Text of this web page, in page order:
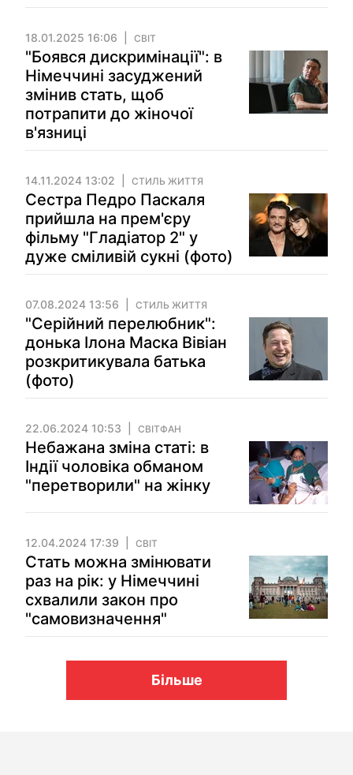
18.01.2025 16:06 СВІТ
"Боявся дискримінації": в
Німеччині засуджений
змінив стать, щоб
потрапити до жіночої
в'язниці
14.11.2024 13:02 СТИЛЬ ЖИТТЯ
Сестра Педро Паскаля
прийшла на прем'єру
фільму "Гладіатор 2" у
дуже сміливій сукні (фото)
07.08.2024 13:56 СТИЛЬ ЖИТТЯ
"Серійний перелюбник":
донька Ілона Маска Вівіан
розкритикувала батька
(фото)
22.06.2024 10:53 СВІТФАН
Небажана зміна статі: в
Індії чоловіка обманом
"перетворили" на жінку
12.04.2024 17:39 СВІТ
Стать можна змінювати
раз на рік: у Німеччині
схвалили закон про
"самовизначення"
Більше